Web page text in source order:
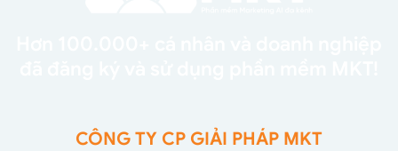
CÔNG TY CP GIẢI PHÁP MKT